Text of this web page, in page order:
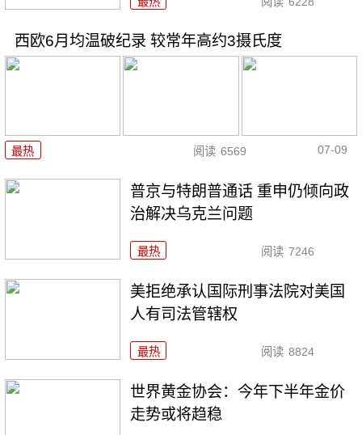
西欧6月均温破纪录 较常年高约3摄氏度
最热 阅读 6569 07-09
普京与特朗普通话 重申仍倾向政
治解决乌克兰问题
最热 阅读 7246
美拒绝承认国际刑事法院对美国
人有司法管辖权
最热 阅读 8824
世界黄金协会：今年下半年金价
走势或将趋稳